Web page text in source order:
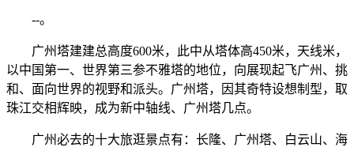
--。
广州塔建建总高度600米，此中从塔体高450米，天线米，
以中国第一、世界第三参不雅塔的地位，向展现起飞广州、挑
和、面向世界的视野和派头。广州塔，因其奇特设想制型，取
珠江交相辉映，成为新中轴线、广州塔几点。
广州必去的十大旅逛景点有：长隆、广州塔、白云山、海